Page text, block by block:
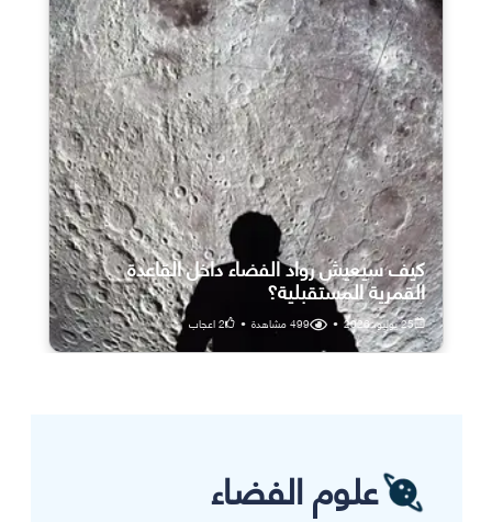
كيف سيعيش رواد الفضاء داخل القاعدة
القمرية المستقبلية؟
25 يوليو، 2026 •
499مشاهدة •
2اعجاب
علوم الفضاء